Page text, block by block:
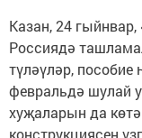
Казан, 24
Россиядә
түләүләр,
февральдә шулай
хуҗаларын да
конструкциясен